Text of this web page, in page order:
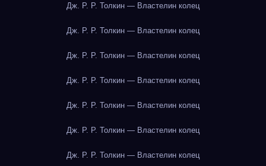
Дж. Р. Р. Толкин — Властелин колец
Дж. Р. Р. Толкин — Властелин колец
Дж. Р. Р. Толкин — Властелин колец
Дж. Р. Р. Толкин — Властелин колец
Дж. Р. Р. Толкин — Властелин колец
Дж. Р. Р. Толкин — Властелин колец
Дж. Р. Р. Толкин — Властелин колец